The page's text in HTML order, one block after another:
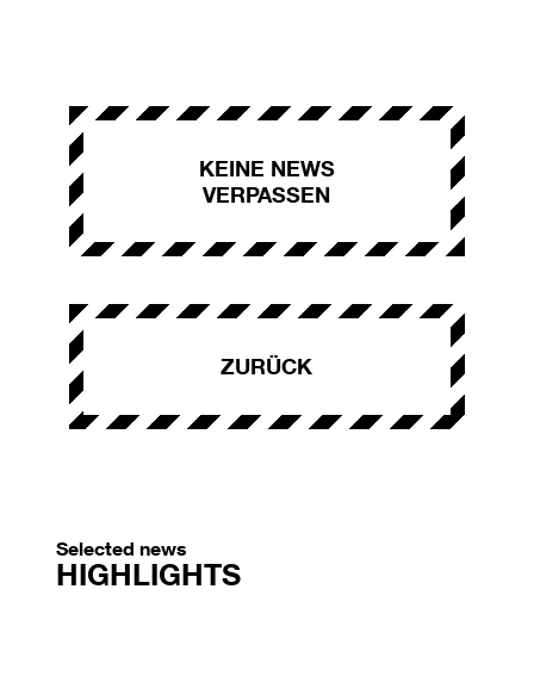
KEINE NEWS
VERPASSEN
ZURÜCK
Selected news
HIGHLIGHTS